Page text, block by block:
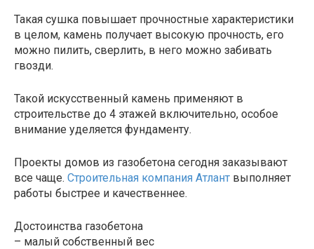
Такая сушка повышает прочностные характеристики
в целом, камень получает высокую прочность, его
можно пилить, сверлить, в него можно забивать
гвозди.
Такой искусственный камень применяют в
строительстве до 4 этажей включительно, особое
внимание уделяется фундаменту.
Проекты домов из газобетона сегодня заказывают
все чаще. Строительная компания Атлант выполняет
работы быстрее и качественнее.
Достоинства газобетона
– малый собственный вес